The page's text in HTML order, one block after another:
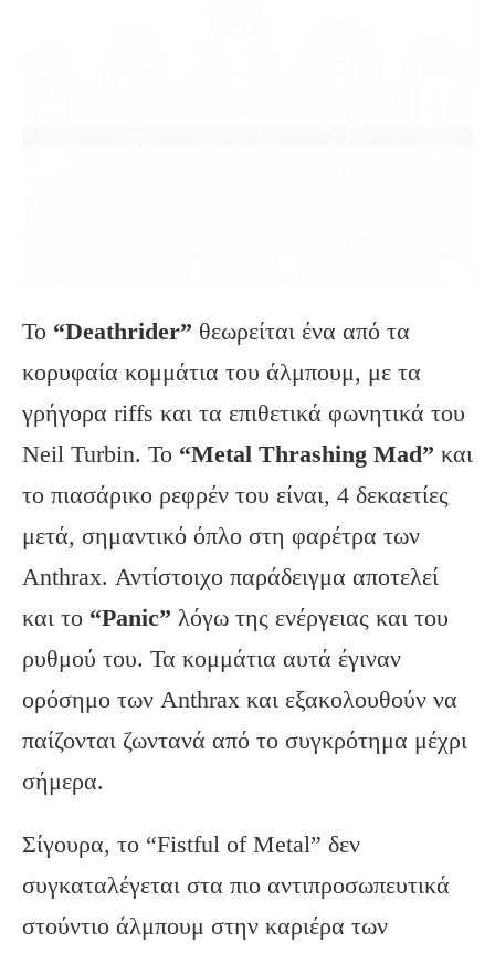
Το “Deathrider” θεωρείται ένα από τα
κορυφαία κομμάτια του άλμπουμ, με τα
γρήγορα riffs και τα επιθετικά φωνητικά του
Neil Turbin. Το “Metal Thrashing Mad” και
το πιασάρικο ρεφρέν του είναι, 4 δεκαετίες
μετά, σημαντικό όπλο στη φαρέτρα των
Anthrax. Αντίστοιχο παράδειγμα αποτελεί
και το “Panic” λόγω της ενέργειας και του
ρυθμού του. Τα κομμάτια αυτά έγιναν
ορόσημο των Anthrax και εξακολουθούν να
παίζονται ζωντανά από το συγκρότημα μέχρι
σήμερα.
Σίγουρα, το “Fistful of Metal” δεν
συγκαταλέγεται στα πιο αντιπροσωπευτικά
στούντιο άλμπουμ στην καριέρα των